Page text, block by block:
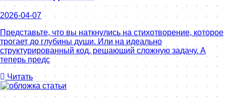
2026-04-07
Представьте, что вы наткнулись на стихотворение, которое
трогает до глубины души. Или на идеально
структурированный код, решающий сложную задачу. А
теперь предс
Читать